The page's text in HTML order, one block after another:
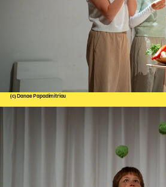
Karten + Preise
Café
SPENDEN + FÖRDERN
(c) Danae Papadimitriou